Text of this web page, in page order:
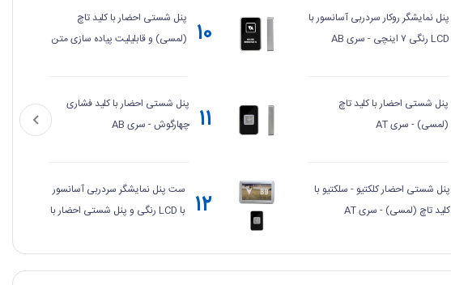
پنل نمایشگر روکار سردربی آسانسور با
LCD رنگی ۷ اینچی - سری AB
پنل شستی احضار با کلید تاچ
(لمسی) - سری AT
پنل شستی احضار کلکتیو - سلکتیو با
کلید تاچ (لمسی) - سری AT
۱۰
پنل شستی احضار با کلید تاچ
(لمسی) و قابلیلیت پیاده سازی متن
۱۱
پنل شستی احضار با کلید فشاری
چهارگوش - سری AB
۱۲
ست پنل نمایشگر سردربی آسانسور
با LCD رنگی و پنل شستی احضار با